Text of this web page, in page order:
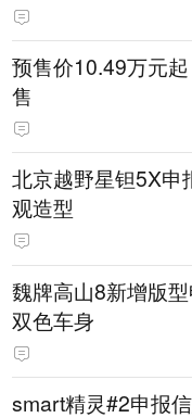
预售价10.49万元
售
北京越野星钽5X申
观造型
魏牌高山8新增版
双色车身
smart精灵#2申报